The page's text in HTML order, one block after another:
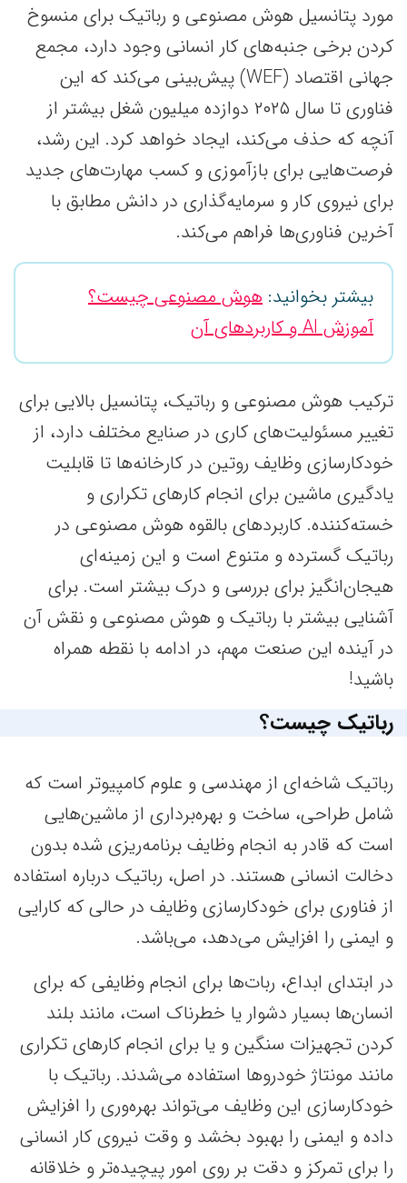
مورد پتانسیل هوش مصنوعی و رباتیک برای منسوخ
کردن برخی جنبه‌های کار انسانی وجود دارد، مجمع
جهانی اقتصاد (WEF) پیش‌بینی می‌کند که این
فناوری تا سال ۲۰۲۵ دوازده میلیون شغل بیشتر از
آنچه که حذف می‌کند، ایجاد خواهد کرد. این رشد،
فرصت‌هایی برای بازآموزی و کسب مهارت‌های جدید
برای نیروی کار و سرمایه‌گذاری در دانش مطابق با
آخرین فناوری‌ها فراهم می‌کند.
بیشتر بخوانید: هوش مصنوعی چیست؟
آموزش AI و کاربردهای آن
ترکیب هوش مصنوعی و رباتیک، پتانسیل بالایی برای
تغییر مسئولیت‌های کاری در صنایع مختلف دارد، از
خودکارسازی وظایف روتین در کارخانه‌ها تا قابلیت
یادگیری ماشین برای انجام کارهای تکراری و
خسته‌کننده. کاربردهای بالقوه هوش مصنوعی در
رباتیک گسترده و متنوع است و این زمینه‌ای
هیجان‌انگیز برای بررسی و درک بیشتر است. برای
آشنایی بیشتر با رباتیک و هوش مصنوعی و نقش آن
در آینده این صنعت مهم، در ادامه با نقطه همراه
باشید!
رباتیک چیست؟
رباتیک شاخه‌ای از مهندسی و علوم کامپیوتر است که
شامل طراحی، ساخت و بهره‌برداری از ماشین‌هایی
است که قادر به انجام وظایف برنامه‌ریزی شده بدون
دخالت انسانی هستند. در اصل، رباتیک درباره استفاده
از فناوری برای خودکارسازی وظایف در حالی که کارایی
و ایمنی را افزایش می‌دهد، می‌باشد.
در ابتدای ابداع، ربات‌ها برای انجام وظایفی که برای
انسان‌ها بسیار دشوار یا خطرناک است، مانند بلند
کردن تجهیزات سنگین و یا برای انجام کارهای تکراری
مانند مونتاژ خودروها استفاده می‌شدند. رباتیک با
خودکارسازی این وظایف می‌تواند بهره‌وری را افزایش
داده و ایمنی را بهبود بخشد و وقت نیروی کار انسانی
را برای تمرکز و دقت بر روی امور پیچیده‌تر و خلاقانه